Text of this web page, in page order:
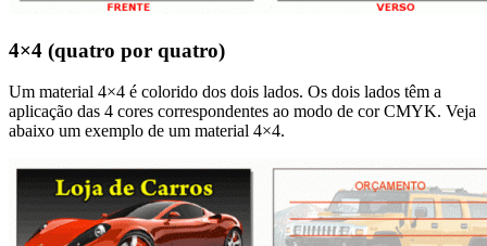
4×4 (quatro por quatro)
Um material 4×4 é colorido dos dois lados. Os dois lados têm a
aplicação das 4 cores correspondentes ao modo de cor CMYK. Veja
abaixo um exemplo de um material 4×4.